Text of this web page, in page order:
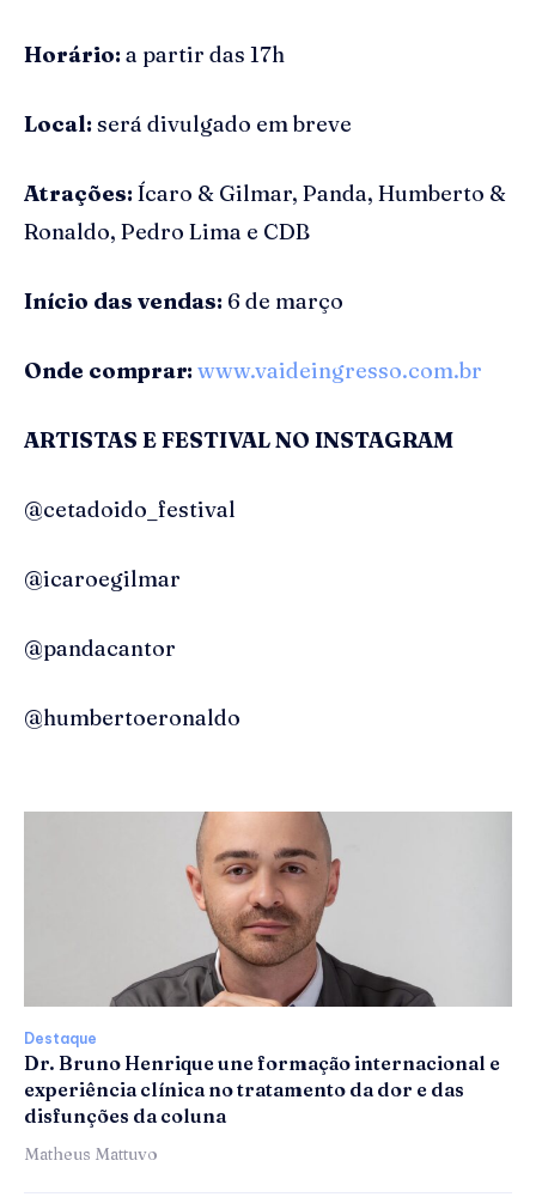
Horário: a partir das 17h
Local: será divulgado em breve
Atrações: Ícaro & Gilmar, Panda, Humberto &
Ronaldo, Pedro Lima e CDB
Início das vendas: 6 de março
Onde comprar: www.vaideingresso.com.br
ARTISTAS E FESTIVAL NO INSTAGRAM
@cetadoido_festival
@icaroegilmar
@pandacantor
@humbertoeronaldo
Destaque
Dr. Bruno Henrique une formação internacional e
experiência clínica no tratamento da dor e das
disfunções da coluna
Matheus Mattuvo